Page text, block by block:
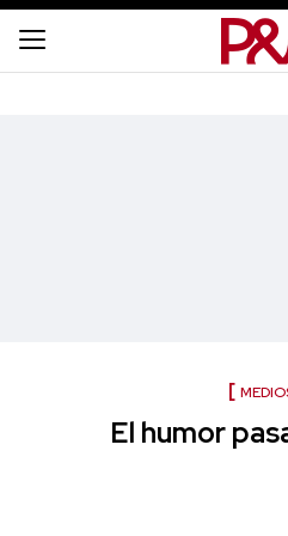
El humor